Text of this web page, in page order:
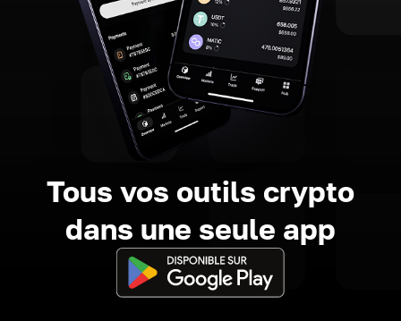
Tous vos outils crypto
dans une seule app